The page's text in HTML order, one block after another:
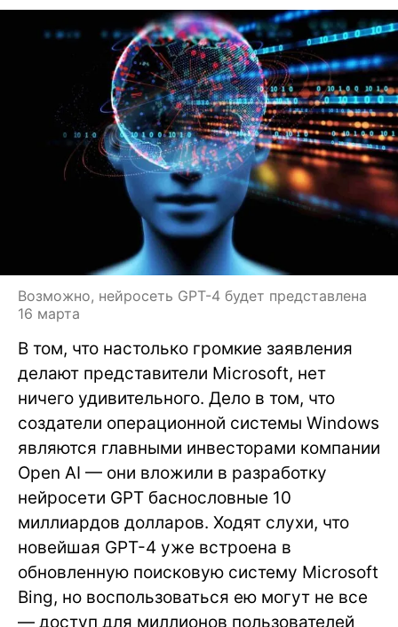
Возможно, нейросеть GPT-4 будет представлена
16 марта
В том, что настолько громкие заявления
делают представители Microsoft, нет
ничего удивительного. Дело в том, что
создатели операционной системы Windows
являются главными инвесторами компании
Open AI — они вложили в разработку
нейросети GPT баснословные 10
миллиардов долларов. Ходят слухи, что
новейшая GPT-4 уже встроена в
обновленную поисковую систему Microsoft
Bing, но воспользоваться ею могут не все
— доступ для миллионов пользователей